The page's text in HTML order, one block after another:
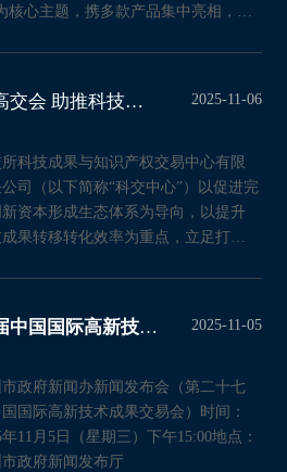
核心主题，携多款产品集中亮相，全
深交所科交中心亮相高交会 助推科技成果高效转化 2025-11-06
科技成果与知识产权交易中心有限
司（以下简称“科交中心”）以促进完
资本形成生态体系为导向，以提升
果转移转化效率为重点，立足打造
权威发布｜第二十七届中国国际高新技术成果交易会的相关情况，请看发布会实 2025-11-05
政府新闻办新闻发布会（第二十七
国际高新技术成果交易会）时间：
年11月5日（星期三）下午15:00地点：
政府新闻发布厅